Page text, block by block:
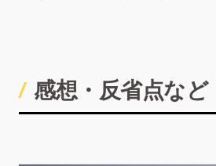
感想・反省点など